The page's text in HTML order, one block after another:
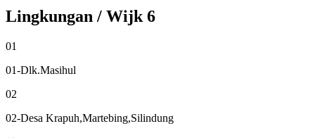
Lingkungan / Wijk6
01
01-Dlk.Masihul
02
02-Desa Krapuh,Martebing,Silindung